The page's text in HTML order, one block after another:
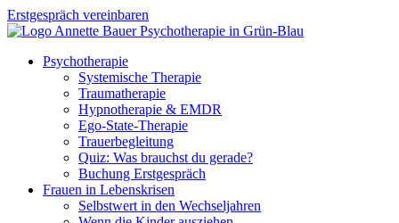
Zum
Inhalt
Erstgespräch vereinbaren
Psychotherapie
Systemische Therapie
Traumatherapie
Hypnotherapie & EMDR
Ego-State-Therapie
Trauerbegleitung
Quiz: Was brauchst du gerade?
Buchung Erstgespräch
Frauen in Lebenskrisen
Selbstwert in den Wechseljahren